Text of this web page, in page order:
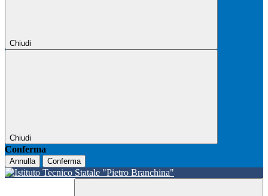
Chiudi
Chiudi
Conferma
Annulla Conferma